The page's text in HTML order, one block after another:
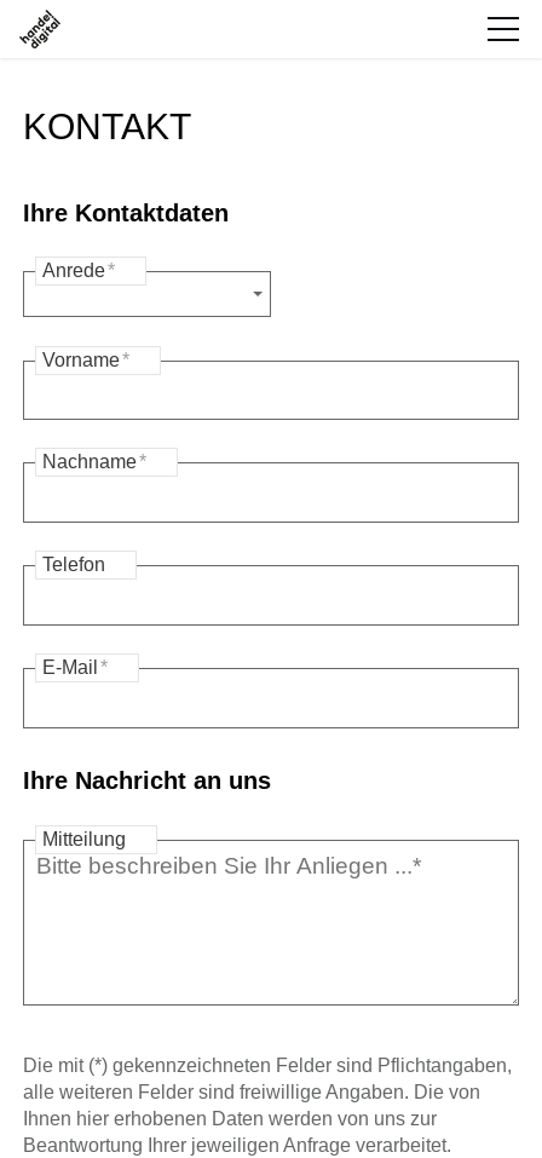
KONTAKT
Ihre Kontaktdaten
Anrede*
Vorname*
Nachname*
Telefon
E-Mail *
Ihre Nachricht an uns
Mitteilung
Die mit (*) gekennzeichneten Felder sind Pflichtangaben,
alle weiteren Felder sind freiwillige Angaben. Die von
Ihnen hier erhobenen Daten werden von uns zur
Beantwortung Ihrer jeweiligen Anfrage verarbeitet.